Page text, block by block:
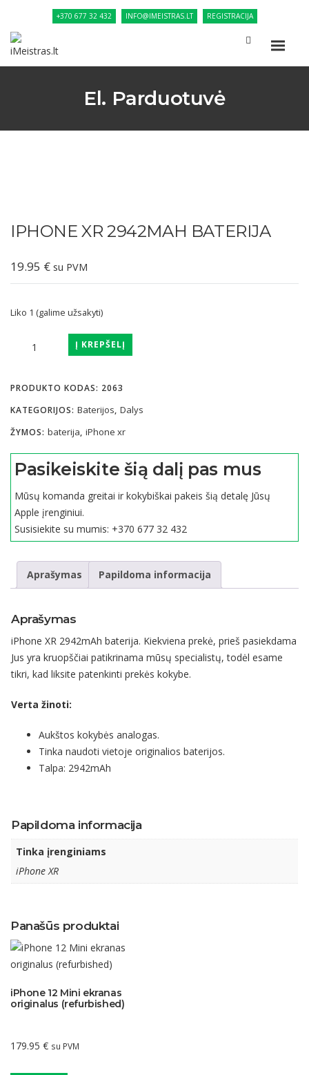
+370 677 32 432 INFO@IMEISTRAS.LT REGISTRACIJA
El. Parduotuvė
IPHONE XR 2942MAH BATERIJA
19.95 € su PVM
Liko 1 (galime užsakyti)
produkto
XR
2942mAh
baterija
Į KREPŠELĮ
PRODUKTO KODAS: 2063
KATEGORIJOS: Baterijos, Dalys
ŽYMOS: baterija, iPhone xr
Pasikeiskite šią dalį pas mus
Mūsų komanda greitai ir kokybiškai pakeis šią detalę Jūsų
Apple įrenginiui.
Susisiekite su mumis: +370 677 32 432
Aprašymas Papildoma informacija
Aprašymas
iPhone XR 2942mAh baterija. Kiekviena prekė, prieš pasiekdama
Jus yra kruopščiai patikrinama mūsų specialistų, todėl esame
tikri, kad liksite patenkinti prekės kokybe.
Verta žinoti:
Aukštos kokybės analogas.
Tinka naudoti vietoje originalios baterijos.
Talpa: 2942mAh
Papildoma informacija
Tinka įrenginiams
iPhone XR
Panašūs produktai
iPhone 12 Mini ekranas
originalus (refurbished)
179.95 € su PVM